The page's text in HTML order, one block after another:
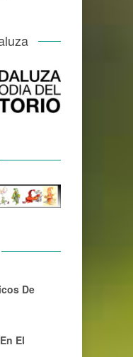
De
El